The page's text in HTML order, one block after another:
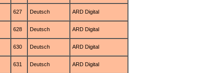
627 Deutsch ARD Digital
628 Deutsch ARD Digital
630 Deutsch ARD Digital
631 Deutsch ARD Digital